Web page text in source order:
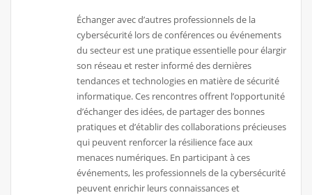
Échanger avec d’autres professionnels de la
cybersécurité lors de conférences ou événements
du secteur est une pratique essentielle pour élargir
son réseau et rester informé des dernières
tendances et technologies en matière de sécurité
informatique. Ces rencontres offrent l’opportunité
d’échanger des idées, de partager des bonnes
pratiques et d’établir des collaborations précieuses
qui peuvent renforcer la résilience face aux
menaces numériques. En participant à ces
événements, les professionnels de la cybersécurité
peuvent enrichir leurs connaissances et